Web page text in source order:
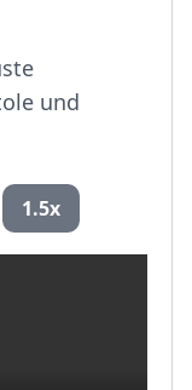
und
1.5x